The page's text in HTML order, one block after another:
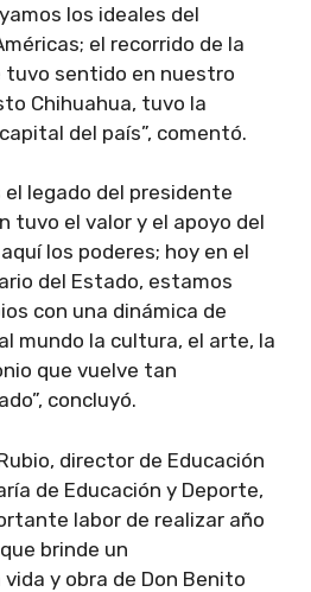
los ideales del
el recorrido de la
sentido en nuestro
Chihuahua, tuvo la
del país”, comentó.
el legado del presidente
tuvo el valor y el apoyo del
los poderes; hoy en el
del Estado, estamos
con una dinámica de
mundo la cultura, el arte, la
que vuelve tan
concluyó.
director de Educación
de Educación y Deporte,
labor de realizar año
brinde un
y obra de Don Benito